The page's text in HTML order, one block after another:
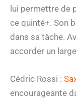
lui permettre de
ce quinté+. Son
dans sa tâche.
accorder un
Cédric Rossi :
encourageante